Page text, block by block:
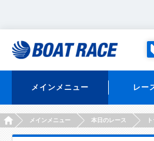
メインメニュー レー
HOMEメインメニュー 本日のレース